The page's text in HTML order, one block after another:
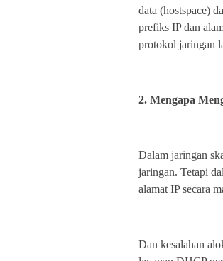
data (hostspace)
prefiks IP dan
protokol jaringan
2. Mengapa
Dalam jaringan
jaringan. Tetapi
alamat IP secara
Dan kesalahan